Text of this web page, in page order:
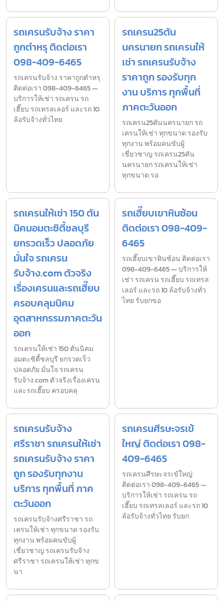
รถเครนรับจ้าง ราคา
ถูกตำหรุ ติดต่อเรา
098-409-6465
รถเครนรับจ้าง ราคาถูกตำหรุ
ติดต่อเรา 098-409-6465 —
บริการให้เช่า รถเครน รถ
เฮี๊ยบ รถเทรลเลอร์ และรถ 10
ล้อรับจ้างทั่วไทย
รถเครน25ตัน
นครนายก รถเครนให้
เช่า รถเครนรับจ้าง
ราคาถูก รองรับทุก
งาน บริการ ทุกพื้นที่
ภาคตะวันออก
รถเครน25ตันนครนายก รถ
เครนให้เช่า ทุกขนาด รองรับ
ทุกงาน พร้อมคนขับผู้
เชี่ยวชาญ รถเครน25ตัน
นครนายก รถเครนให้เช่า
ทุกขนาด รอ
รถเครนให้เช่า 150 ตัน
นิคมอมตะซิตี้ชลบุรี
ยกรวดเร็ว ปลอดภัย
มั่นใจ รถเครน
รับจ้าง.com ตัวจริง
เรื่องเครนและรถเฮี๊ยบ
ครอบคลุมนิคม
อุตสาหกรรมภาคตะวัน
ออก
รถเครนให้เช่า 150 ตันนิคม
อมตะซิตี้ชลบุรี ยกรวดเร็ว
ปลอดภัย มั่นใจ รถเครน
รับจ้าง.com ตัวจริงเรื่องเครน
และรถเฮี๊ยบ ครอบคลุ
รถเฮี๊ยบเขาหินซ้อน
ติดต่อเรา 098-409-
6465
รถเฮี๊ยบเขาหินซ้อน ติดต่อเรา
098-409-6465 — บริการให้
เช่า รถเครน รถเฮี๊ยบ รถเทรล
เลอร์ และรถ 10 ล้อรับจ้างทั่ว
ไทย รับยกขอ
รถเครนรับจ้าง
ศรีราชา รถเครนให้เช่า
รถเครนรับจ้าง ราคา
ถูก รองรับทุกงาน
บริการ ทุกพื้นที่ ภาค
ตะวันออก
รถเครนรับจ้างศรีราชา รถ
เครนให้เช่า ทุกขนาด รองรับ
ทุกงาน พร้อมคนขับผู้
เชี่ยวชาญ รถเครนรับจ้าง
ศรีราชา รถเครนให้เช่า ทุกข
นา
รถเครนศีรษะจรเข้
ใหญ่ ติดต่อเรา 098-
409-6465
รถเครนศีรษะจรเข้ใหญ่
ติดต่อเรา 098-409-6465 —
บริการให้เช่า รถเครน รถ
เฮี๊ยบ รถเทรลเลอร์ และรถ 10
ล้อรับจ้างทั่วไทย รับยก